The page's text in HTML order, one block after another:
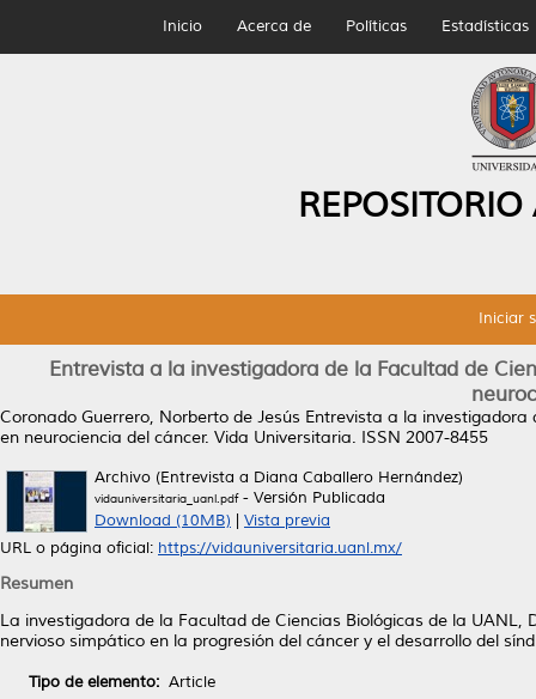
Inicio Acerca de Políticas Estadísticas
Iniciar
Entrevista a la investigadora de la Facultad de
Coronado Guerrero, Norberto de Jesús Entrevista a la investigadora
en neurociencia del cáncer. Vida Universitaria. ISSN 2007-8455
Archivo (Entrevista a Diana Caballero Hernández)
vidauniversitaria_uanl.pdf- Versión Publicada
Download (10MB)
Vista previa
URL o página oficial: https://vidauniversitaria.uanl.mx/
Resumen
La investigadora de la Facultad de Ciencias Biológicas de la
nervioso simpático en la progresión del cáncer y el desarrollo del
Tipo de elemento: Article